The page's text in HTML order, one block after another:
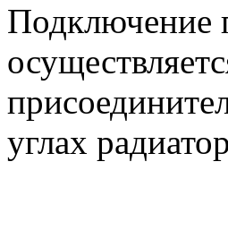
Подключение
углах